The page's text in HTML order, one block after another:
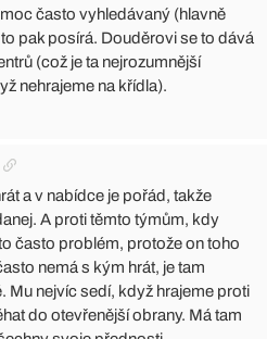
často vyhledávaný (hlavně
pak posírá. Douděrovi se to dává
(což je ta nejrozumnější
nehrajeme na křídla).
a v nabídce je pořád, takže
A proti těmto týmům, kdy
často problém, protože on toho
nemá s kým hrát, je tam
Mu nejvíc sedí, když hrajeme proti
do otevřenější obrany. Má tam